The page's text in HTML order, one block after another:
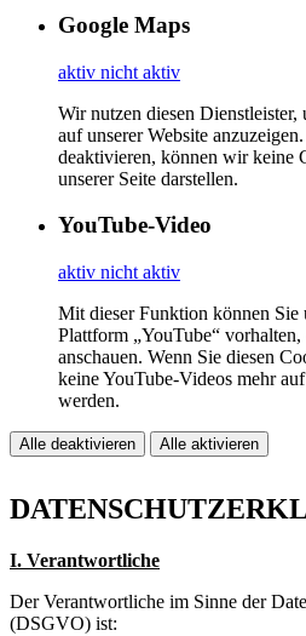
Google Maps
aktiv nicht aktiv
Wir nutzen diesen
auf unserer Website
deaktivieren, können wir keine
unserer Seite darstellen.
YouTube-Video
aktiv nicht aktiv
Mit dieser Funktion können Sie
Plattform „YouTube“
anschauen. Wenn Sie diesen
keine YouTube-Videos mehr
werden.
Alle deaktivieren Alle aktivieren
I. Verantwortliche
Der Verantwortliche im Sinne der
(DSGVO) ist: